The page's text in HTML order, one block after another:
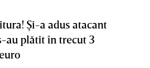
Şi-a adus atacant
au plătit în trecut 3